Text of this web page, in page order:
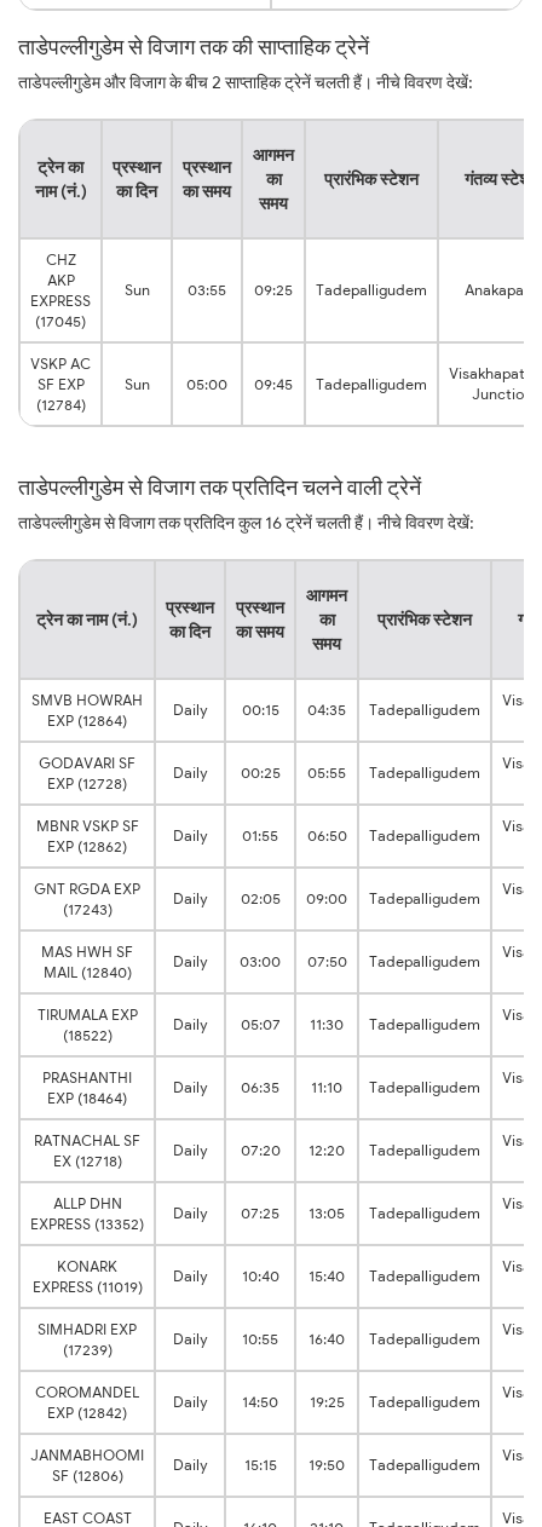
ताडेपल्लीगुडेम से विजाग तक की साप्ताहिक ट्रेनें
ताडेपल्लीगुडेम और विजाग के बीच 2 साप्ताहिक ट्रेनें चलती हैं। नीचे विवरण देखें:
ट्रेन का
नाम (नं.)
प्रस्थान
का दिन
प्रस्थान
का समय
आगमन
का
समय
प्रारंभिक स्टेशन गंतव्य स्टेशन
CHZ
AKP
EXPRESS
(17045)
Sun 03:55 09:25 Tadepalligudem Anakapalle
VSKP AC
SF EXP
(12784)
Sun 05:00 09:45 Tadepalligudem
Junction
ताडेपल्लीगुडेम से विजाग तक प्रतिदिन चलने वाली ट्रेनें
ताडेपल्लीगुडेम से विजाग तक प्रतिदिन कुल 16 ट्रेनें चलती हैं। नीचे विवरण देखें:
ट्रेन का नाम (नं.)
प्रस्थान
का दिन
प्रस्थान
का समय
आगमन
का
समय
प्रारंभिक स्टेशन
SMVB HOWRAH
EXP (12864)
Daily 00:15 04:35 Tadepalligudem
GODAVARI SF
EXP (12728)
Daily 00:25 05:55 Tadepalligudem
MBNR VSKP SF
EXP (12862)
Daily 01:55 06:50 Tadepalligudem
GNT RGDA EXP
(17243)
Daily 02:05 09:00 Tadepalligudem
MAS HWH SF
MAIL (12840)
Daily 03:00 07:50 Tadepalligudem
TIRUMALA EXP
(18522)
Daily 05:07 11:30 Tadepalligudem
PRASHANTHI
EXP (18464)
Daily 06:35 11:10 Tadepalligudem
RATNACHAL SF
EX (12718)
Daily 07:20 12:20 Tadepalligudem
ALLP DHN
EXPRESS (13352)
Daily 07:25 13:05 Tadepalligudem
KONARK
EXPRESS (11019)
Daily 10:40 15:40 Tadepalligudem
SIMHADRI EXP
(17239)
Daily 10:55 16:40 Tadepalligudem
COROMANDEL
EXP (12842)
Daily 14:50 19:25 Tadepalligudem
JANMABHOOMI
SF (12806)
Daily 15:15 19:50 Tadepalligudem
EAST COAST